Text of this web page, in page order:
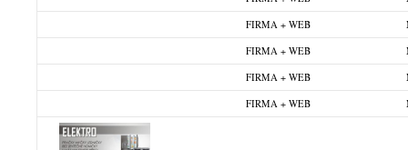
FIRMA + WEB
FIRMA + WEB
FIRMA + WEB
FIRMA + WEB